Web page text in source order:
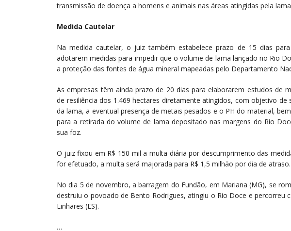
transmissão de doença a homens e animais nas áreas atingidas pela
Medida Cautelar
Na medida cautelar, o juiz também estabelece prazo de 15 dias
adotarem medidas para impedir que o volume de lama lançado no Rio
a proteção das fontes de água mineral mapeadas pelo Departamento
As empresas têm ainda prazo de 20 dias para elaborarem estudos de
de resiliência dos 1.469 hectares diretamente atingidos, com objetivo de
da lama, a eventual presença de metais pesados e o PH do material,
para a retirada do volume de lama depositado nas margens do Rio
sua foz.
O juiz fixou em R$ 150 mil a multa diária por descumprimento das
for efetuado, a multa será majorada para R$ 1,5 milhão por dia de atraso.
No dia 5 de novembro, a barragem do Fundão, em Mariana (MG), se
destruiu o povoado de Bento Rodrigues, atingiu o Rio Doce e percorreu
Linhares (ES).
…